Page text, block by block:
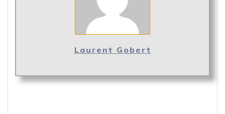
Laurent Gobert